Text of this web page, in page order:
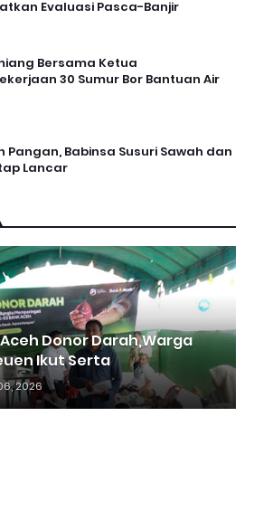
Evaluasi Pasca-Banjir
Bersama Ketua
30 Sumur Bor Bantuan Air
Babinsa Susuri Sawah dan
Lancar
Donor Darah,Warga
Ikut Serta
2026